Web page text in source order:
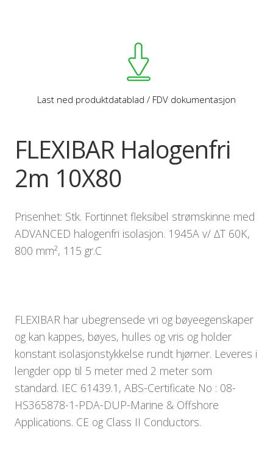
Last ned produktdatablad / FDV dokumentasjon
FLEXIBAR Halogenfri
2m 10X80
Prisenhet: Stk. Fortinnet fleksibel strømskinne med
ADVANCED halogenfri isolasjon. 1945A v/ ∆T 60K,
800 mm², 115 gr.C
FLEXIBAR har ubegrensede vri og bøyeegenskaper
og kan kappes, bøyes, hulles og vris og holder
konstant isolasjonstykkelse rundt hjørner. Leveres i
lengder opp til 5 meter med 2 meter som
standard. IEC 61439.1, ABS-Certificate No : 08-
HS365878-1-PDA-DUP-Marine & Offshore
Applications. CE og Class II Conductors.